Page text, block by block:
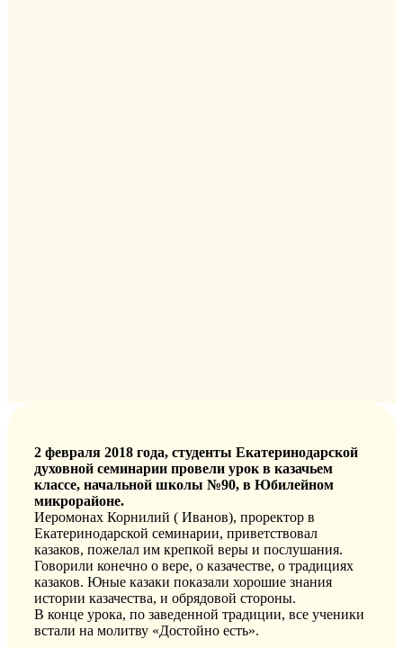
2 февраля 2018 года, студенты Екатеринодарской
духовной семинарии провели урок в казачьем
классе, начальной школы №90, в Юбилейном
микрорайоне.
Иеромонах Корнилий ( Иванов), проректор в
Екатеринодарской семинарии, приветствовал
казаков, пожелал им крепкой веры и послушания.
Говорили конечно о вере, о казачестве, о традициях
казаков. Юные казаки показали хорошие знания
истории казачества, и обрядовой стороны.
В конце урока, по заведенной традиции, все ученики
встали на молитву «Достойно есть».